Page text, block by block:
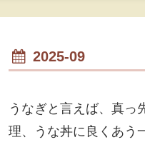
2025-09
うなぎと言えば、真っ
理、うな丼に良くあう